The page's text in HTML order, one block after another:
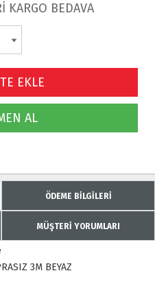
KARGO BEDAVA
EKLE
AL
ÖDEME BİLGİLERİ
MÜŞTERİ YORUMLARI
3M BEYAZ